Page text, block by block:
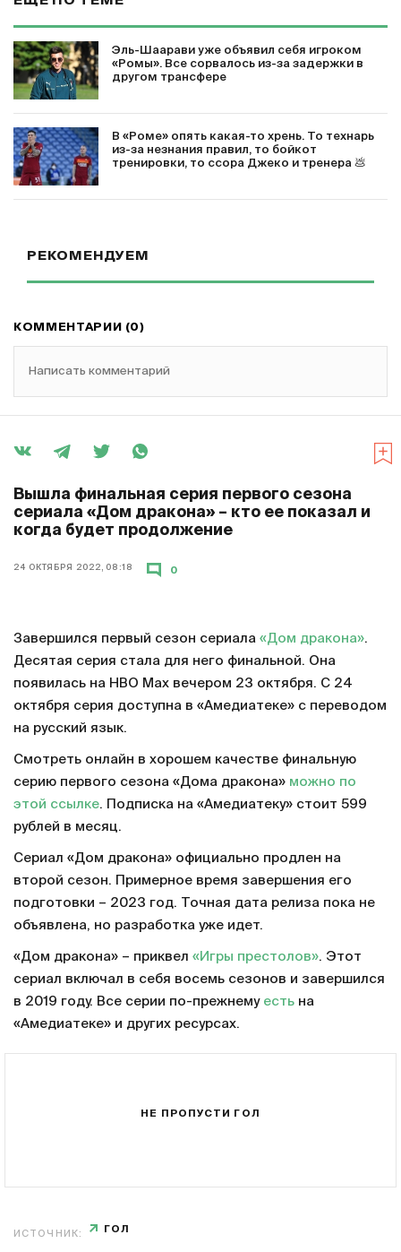
Эль-Шаарави уже объявил себя игроком
«Ромы». Все сорвалось из-за задержки в
другом трансфере
В «Роме» опять какая-то хрень. То технарь
из-за незнания правил, то бойкот
тренировки, то ссора Джеко и тренера 💩
РЕКОМЕНДУЕМ
КОММЕНТАРИИ (0)
Написать комментарий
Вышла финальная серия первого сезона
сериала «Дом дракона» – кто ее показал и
когда будет продолжение
24 ОКТЯБРЯ 2022, 08:18 0
Завершился первый сезон сериала «Дом дракона».
Десятая серия стала для него финальной. Она
появилась на HBO Max вечером 23 октября. С 24
октября серия доступна в «Амедиатеке» с переводом
на русский язык.
Смотреть онлайн в хорошем качестве финальную
серию первого сезона «Дома дракона» можно по
этой ссылке. Подписка на «Амедиатеку» стоит 599
рублей в месяц.
Сериал «Дом дракона» официально продлен на
второй сезон. Примерное время завершения его
подготовки – 2023 год. Точная дата релиза пока не
объявлена, но разработка уже идет.
«Дом дракона» – приквел «Игры престолов». Этот
сериал включал в себя восемь сезонов и завершился
в 2019 году. Все серии по-прежнему есть на
«Амедиатеке» и других ресурсах.
НЕ ПРОПУСТИ ГОЛ
ИСТОЧНИК: ГОЛ